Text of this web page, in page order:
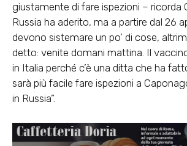
giustamente di fare ispezioni – ricorda
Russia ha aderito, ma a partire dal 26
devono sistemare un po’ di cose,
detto: venite domani mattina. Il
in Italia perché c’è una ditta che ha
sarà più facile fare ispezioni a
in Russia”.